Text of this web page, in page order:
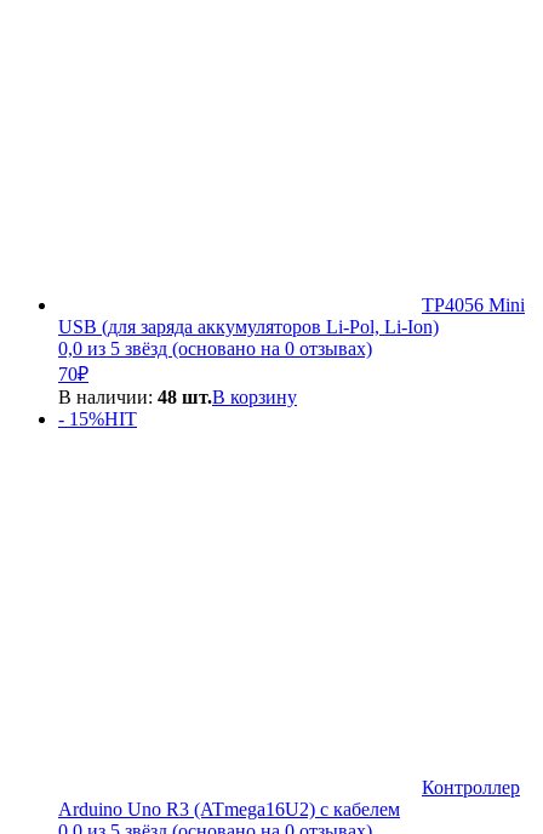
TP4056 Mini
USB (для заряда аккумуляторов Li-Pol, Li-Ion)
0,0 из 5 звёзд (основано на 0 отзывах)
70₽
В наличии: 48 шт.В корзину
- 15%HIT
Контроллер
Arduino Uno R3 (ATmega16U2) с кабелем